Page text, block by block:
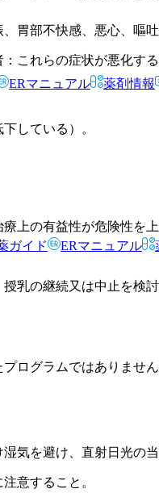
胃部不快感、悪心、嘔
これらの症状が悪化する
している）。
上の有益性が危険性を
乳の継続又は中止を検討
気を避け、直射日光の
意すること。
ERマニュアル 薬剤情報
ガイド ERマニュアル
ログラムではありません